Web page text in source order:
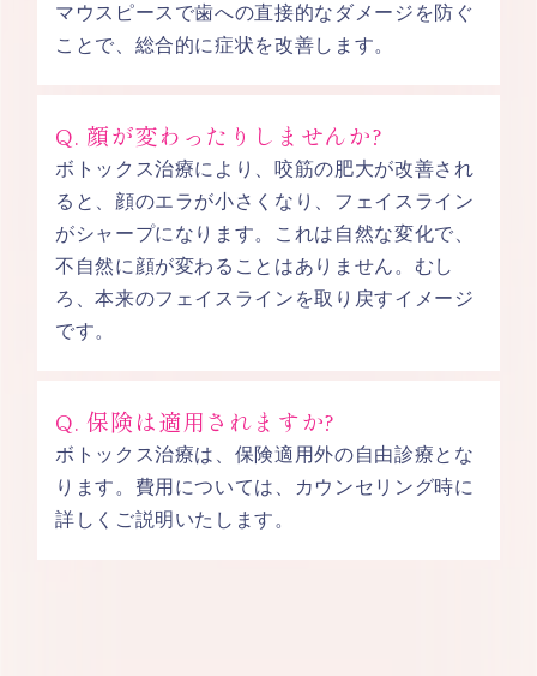
マウスピースで歯への直接的なダメージを防ぐ
ことで、総合的に症状を改善します。
Q. 顔が変わったりしませんか?
ボトックス治療により、咬筋の肥大が改善され
ると、顔のエラが小さくなり、フェイスライン
がシャープになります。これは自然な変化で、
不自然に顔が変わることはありません。むし
ろ、本来のフェイスラインを取り戻すイメージ
です。
Q. 保険は適用されますか?
ボトックス治療は、保険適用外の自由診療とな
ります。費用については、カウンセリング時に
詳しくご説明いたします。